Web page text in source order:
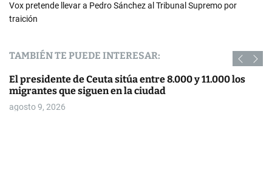
Vox pretende llevar a Pedro Sánchez al Tribunal Supremo por
traición
TAMBIÉN TE PUEDE INTERESAR:
El presidente de Ceuta sitúa entre 8.000 y 11.000 los
migrantes que siguen en la ciudad
agosto 9, 2026